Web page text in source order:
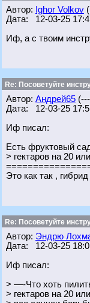
Автор: Ighor Volkov
Дата: 12-03-25
Иф, а с твоим
Re: Посоветуйте
Автор: Андрей65
Дата: 12-03-25
Иф писал:
Есть фруктовый
> гектаров на 20
Это как так ,
Re: Посоветуйте
Автор: Эндрю
Дата: 12-03-25
Иф писал:
> —-Что хоть
> гектаров на 20